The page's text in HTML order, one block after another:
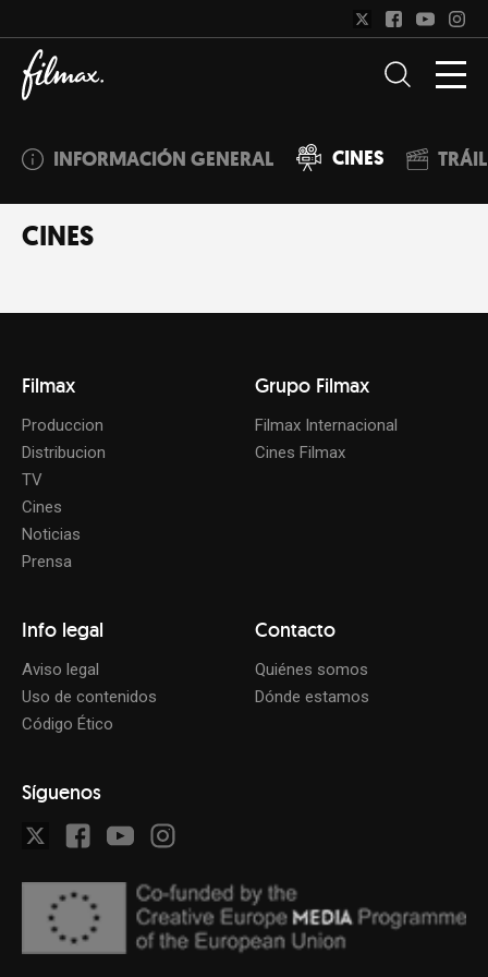
INFORMACIÓN GENERAL CINES
CINES
Filmax
Produccion
Distribucion
TV
Cines
Noticias
Prensa
Grupo Filmax
Filmax Internacional
Cines Filmax
Info legal
Aviso legal
Uso de contenidos
Código Ético
Contacto
Quiénes somos
Dónde estamos
Síguenos